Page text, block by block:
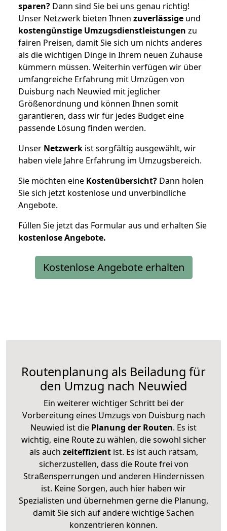
sparen? Dann sind Sie bei uns genau richtig!
Unser Netzwerk bieten Ihnen zuverlässige und
kostengünstige Umzugsdienstleistungen zu
fairen Preisen, damit Sie sich um nichts anderes
als die wichtigen Dinge in Ihrem neuen Zuhause
kümmern müssen. Weiterhin verfügen wir über
umfangreiche Erfahrung mit Umzügen von
Duisburg nach Neuwied mit jeglicher
Größenordnung und können Ihnen somit
garantieren, dass wir für jedes Budget eine
passende Lösung finden werden.
Unser Netzwerk ist sorgfältig ausgewählt, wir
haben viele Jahre Erfahrung im Umzugsbereich.
Sie möchten eine Kostenübersicht? Dann holen
Sie sich jetzt kostenlose und unverbindliche
Angebote.
Füllen Sie jetzt das Formular aus und erhalten Sie
kostenloseAngebote.
Kostenlose Angebote erhalten
Routenplanung als Beiladung für
den Umzug nach Neuwied
Ein weiterer wichtiger Schritt bei der
Vorbereitung eines Umzugs von Duisburg nach
Neuwied ist die Planung der Routen. Es ist
wichtig, eine Route zu wählen, die sowohl sicher
als auch zeiteffizientist. Es ist auch ratsam,
sicherzustellen, dass die Route frei von
Straßensperrungen und anderen Hindernissen
ist. Keine Sorgen, auch hier haben wir
Spezialisten und übernehmen gerne die Planung,
damit Sie sich auf andere wichtige Sachen
konzentrieren können.